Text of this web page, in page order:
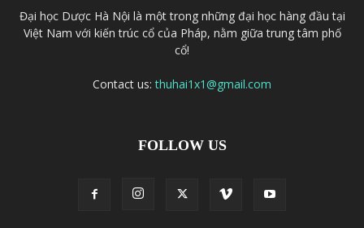
Đại học Dược Hà Nội là một trong những đại học hàng đầu tại
Việt Nam với kiến trúc cổ của Pháp, nằm giữa trung tâm phố
cổ!
Contact us:thuhai1x1@gmail.com
FOLLOW US